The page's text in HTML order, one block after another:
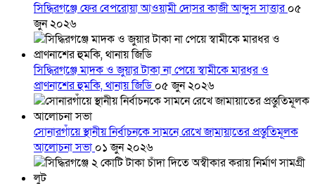
সিদ্ধিরগঞ্জে ফের বেপরোয়া আওয়ামী দোসর কাজী আব্দুস সাত্তার০৫
জুন ২০২৬
সিদ্ধিরগঞ্জে মাদক ও জুয়ার টাকা না পেয়ে স্বামীকে মারধর ও
প্রাণনাশের হুমকি, থানায় জিডি০৫ জুন ২০২৬
সোনারগাঁয়ে স্থানীয় নির্বাচনকে সামনে রেখে জামায়াতের প্রস্তুতিমূলক
আলোচনা সভা ০১ জুন ২০২৬